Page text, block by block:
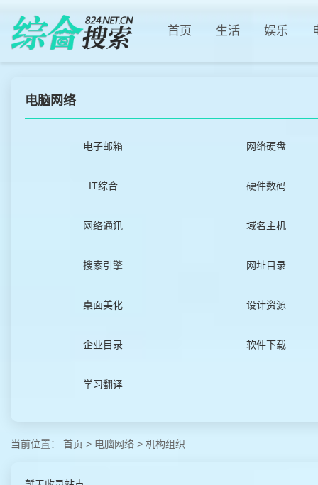
首页 生活 娱乐
电脑网络
电子邮箱 网络硬盘
IT综合 硬件数码
网络通讯 域名主机
搜索引擎 网址目录
桌面美化 设计资源
企业目录 软件下载
学习翻译
当前位置： 首页 > 电脑网络 > 机构组织